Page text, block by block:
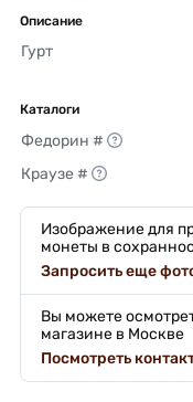
Описание
Гурт
Каталоги
Федорин #
Краузе #
Изображение для
монеты в
Запросить еще
Вы можете
магазине в Москве
Посмотреть